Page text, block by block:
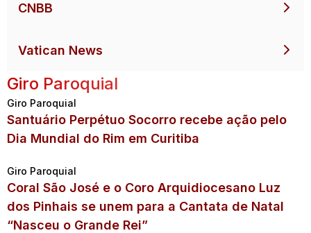
CNBB
Vatican News
Giro Paroquial
Giro Paroquial
Santuário Perpétuo Socorro recebe ação pelo
Dia Mundial do Rim em Curitiba
Giro Paroquial
Coral São José e o Coro Arquidiocesano Luz
dos Pinhais se unem para a Cantata de Natal
“Nasceu o Grande Rei”